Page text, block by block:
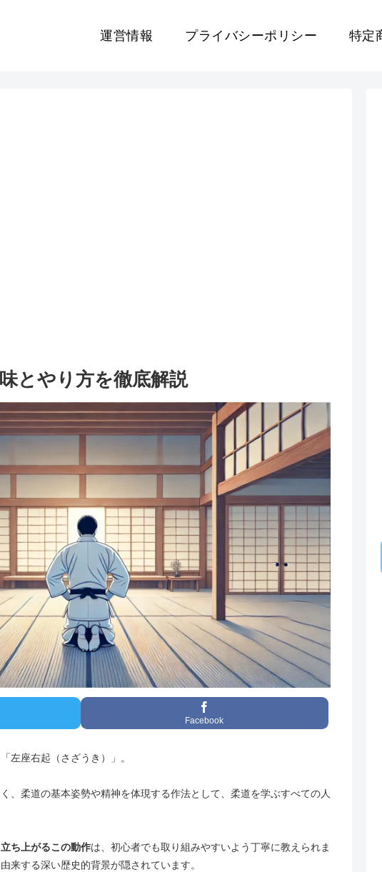
運営情報 プライバシーポリシー 特定
とやり方を徹底解説
Facebook
左座右起（さざうき）」。
、柔道の基本姿勢や精神を体現する作法として、柔道を学ぶすべての人
ち上がるこの動作は、初心者でも取り組みやすいよう丁寧に教えられま
来する深い歴史的背景が隠されています。